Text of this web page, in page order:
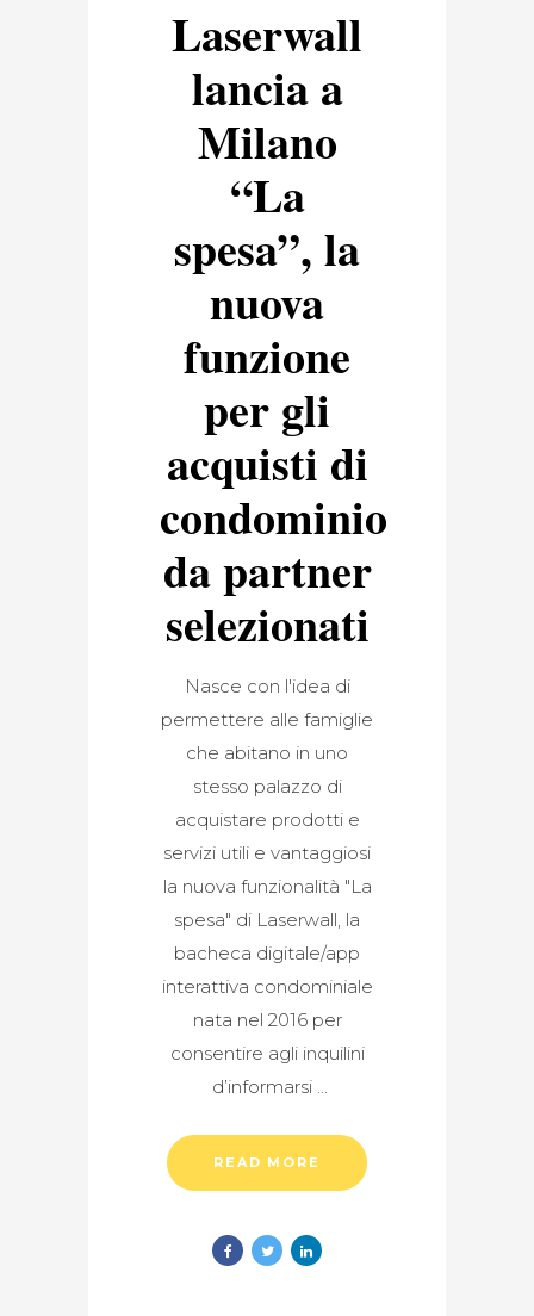
Laserwall
lancia a
Milano
“La
spesa”, la
nuova
funzione
per gli
acquisti di
condominio
da partner
selezionati
Nasce con l'idea di
permettere alle famiglie
che abitano in uno
stesso palazzo di
acquistare prodotti e
servizi utili e vantaggiosi
la nuova funzionalità "La
spesa" di Laserwall, la
bacheca digitale/app
interattiva condominiale
nata nel 2016 per
consentire agli inquilini
d’informarsi
READ MORE